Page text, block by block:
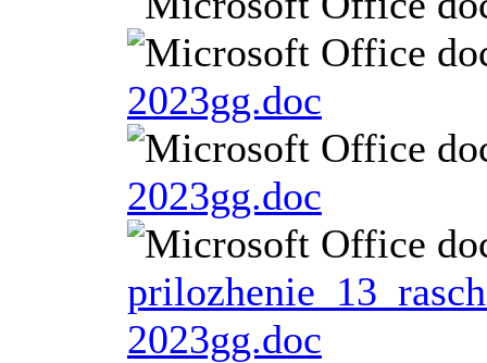
2023gg.doc
2023gg.doc
2023gg.doc